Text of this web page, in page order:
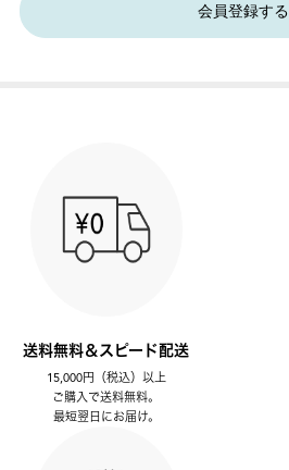
会員登録する
送料無料＆スピード配送
15,000円（税込）以上
ご購入で送料無料。
最短翌日にお届け。